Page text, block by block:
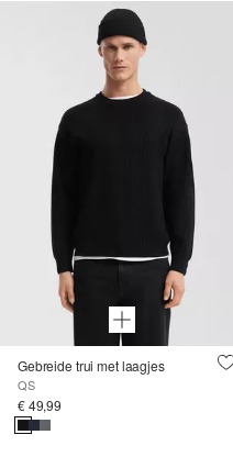
Gebreide trui met laagjes
QS
€ 49,99